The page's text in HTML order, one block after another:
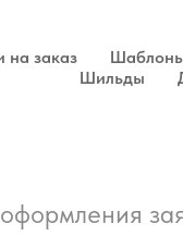
на заказ
Шильды